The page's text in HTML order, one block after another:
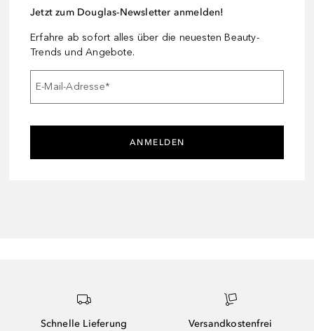
Jetzt zum Douglas-Newsletter anmelden!
Erfahre ab sofort alles über die neuesten Beauty-
Trends und Angebote.
E-Mail-Adresse*
ANMELDEN
Schnelle Lieferung
Versandkostenfrei